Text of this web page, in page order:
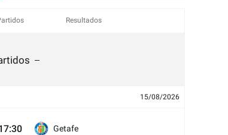
Resultados
15/08/2026
Getafe